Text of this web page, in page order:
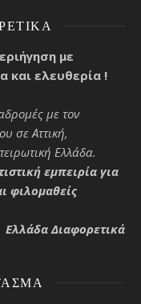
με
και ελευθερία !
με τον
σε Αττική,
Ελλάδα.
εμπειρία για
φιλομαθείς
Ελλάδα Διαφορετικά